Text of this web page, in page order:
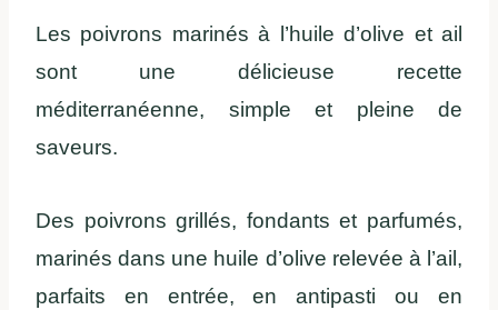
Les poivrons marinés à l’huile d’olive et ail
sont une délicieuse recette
méditerranéenne, simple et pleine de
saveurs.
Des poivrons grillés, fondants et parfumés,
marinés dans une huile d’olive relevée à l’ail,
parfaits en entrée, en antipasti ou en